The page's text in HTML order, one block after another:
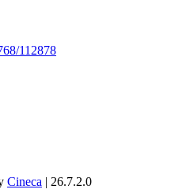
112878
Cineca | 26.7.2.0